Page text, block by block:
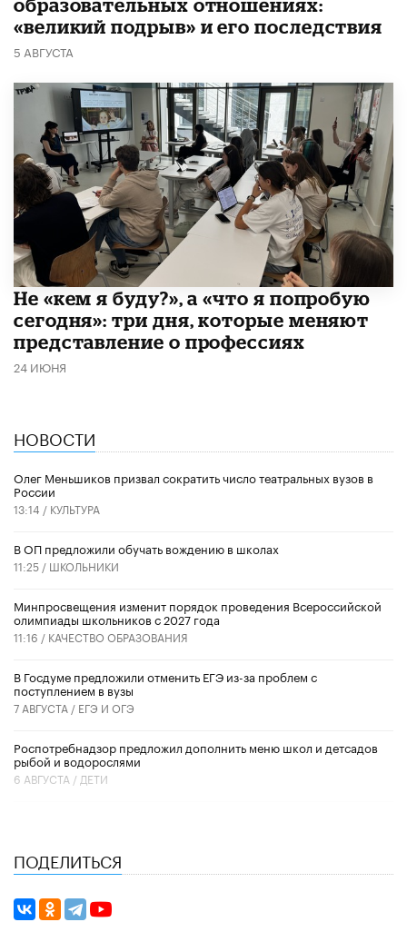
образовательных отношениях:
«великий подрыв» и его последствия
5 АВГУСТА
Не «кем я буду?», а «что я попробую
сегодня»: три дня, которые меняют
представление о профессиях
24 ИЮНЯ
НОВОСТИ
Олег Меньшиков призвал сократить число театральных вузов в
России
13:14 / КУЛЬТУРА
В ОП предложили обучать вождению в школах
11:25 / ШКОЛЬНИКИ
Минпросвещения изменит порядок проведения Всероссийской
олимпиады школьников с 2027 года
11:16 / КАЧЕСТВО ОБРАЗОВАНИЯ
В Госдуме предложили отменить ЕГЭ из-за проблем с
поступлением в вузы
7 АВГУСТА / ЕГЭ И ОГЭ
Роспотребнадзор предложил дополнить меню школ и детсадов
рыбой и водорослями
6 АВГУСТА / ДЕТИ
ПОДЕЛИТЬСЯ